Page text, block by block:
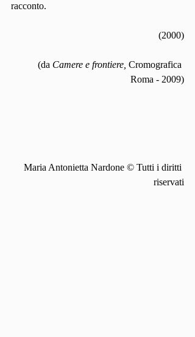
racconto.
(2000)
(da Camere e frontiere, Cromografica
Roma - 2009)
Maria Antonietta Nardone © Tutti i diritti
riservati